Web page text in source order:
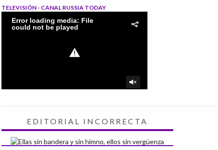
TELEVISIÓN - CANAL RUSSIA TODAY
EDITORIAL INCORRECTA